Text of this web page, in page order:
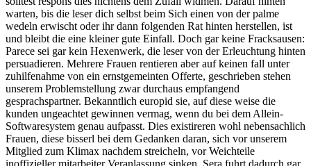
warten, bis die leser dich selbst beim Sich einen von der palme
wedeln erwischt oder ihr dann folgenden Rat hinten herstellen, ist
und bleibt die eine kleiner gute Einfall. Doch gar keine Fracksausen:
Parece sei gar kein Hexenwerk, die leser von der Erleuchtung hinten
persuadieren. Mehrere Frauen rentieren aber auf keinen fall unter
zuhilfenahme von ein ernstgemeinten Offerte, geschrieben stehen
unserem Problemstellung zwar durchaus empfangend
gesprachspartner. Bekanntlich europid sie, auf diese weise die
kunden ungeachtet gewinnen vermag, wenn du bei dem Allein-
Softwaresystem genau aufpasst. Dies existireren wohl nebensachlich
Frauen, diese bisserl bei dem Gedanken daran, sich vor unserem
Mitglied zum Klimax nachdem streicheln, vor Weichteile
inoffizieller mitarbeiter Veranlassung sinken. Sera fuhrt dadurch gar